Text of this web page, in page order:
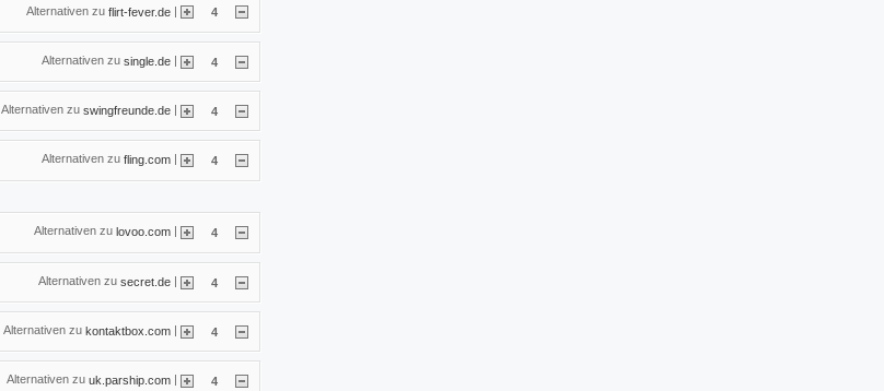
Alternativen zu flirt-fever.de | 4
Alternativen zu single.de | 4
Alternativen zu swingfreunde.de | 4
Alternativen zu fling.com 4
Alternativen zu lovoo.com 4
Alternativen zu secret.de | 4
Alternativen zu kontaktbox.com | 4
Alternativen zu uk.parship.com | 4